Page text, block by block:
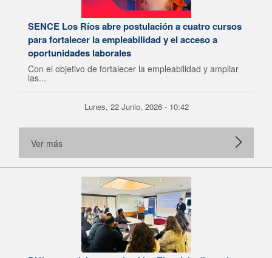
SENCE Los Ríos abre postulación a cuatro cursos
para fortalecer la empleabilidad y el acceso a
oportunidades laborales
Con el objetivo de fortalecer la empleabilidad y ampliar
las...
Lunes, 22 Junio, 2026 - 10:42
Ver más